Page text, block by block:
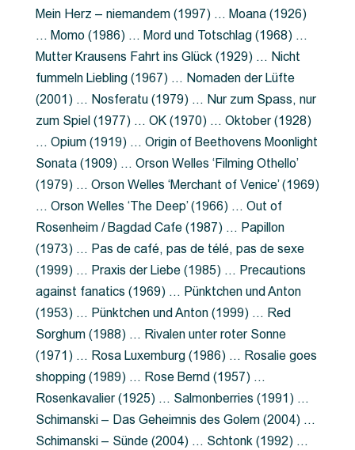
Mein Herz – niemandem (1997) … Moana (1926)
… Momo (1986) … Mord und Totschlag (1968) …
Mutter Krausens Fahrt ins Glück (1929) … Nicht
fummeln Liebling (1967) … Nomaden der Lüfte
(2001) … Nosferatu (1979) … Nur zum Spass, nur
zum Spiel (1977) … OK (1970) … Oktober (1928)
… Opium (1919) … Origin of Beethovens Moonlight
Sonata (1909) … Orson Welles ‘Filming Othello’
(1979) … Orson Welles ‘Merchant of Venice’ (1969)
… Orson Welles ‘The Deep’ (1966) … Out of
Rosenheim / Bagdad Cafe (1987) … Papillon
(1973) … Pas de café, pas de télé, pas de sexe
(1999) … Praxis der Liebe (1985) … Precautions
against fanatics (1969) … Pünktchen und Anton
(1953) … Pünktchen und Anton (1999) … Red
Sorghum (1988) … Rivalen unter roter Sonne
(1971) … Rosa Luxemburg (1986) … Rosalie goes
shopping (1989) … Rose Bernd (1957) …
Rosenkavalier (1925) … Salmonberries (1991) …
Schimanski – Das Geheimnis des Golem (2004) …
Schimanski – Sünde (2004) … Schtonk (1992) …